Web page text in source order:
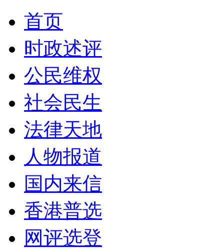
首页
时政述评
公民维权
社会民生
法律天地
人物报道
国内来信
香港普选
网评选登